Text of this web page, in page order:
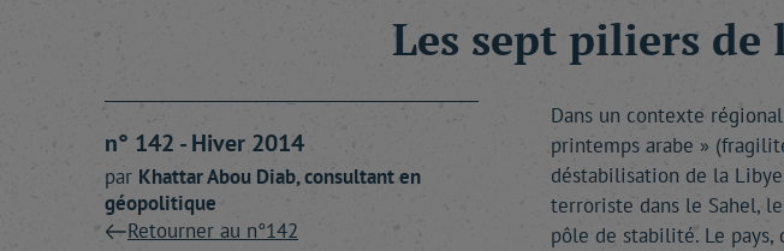
Les sept piliers de
n° 142 - Hiver 2014
par KhattarAbou Diab, consultant en
géopolitique
Retourner au n°142
Dans un contexte
printemps arabe »
déstabilisation de la
terroriste dans le Sahel,
pôle de stabilité. Le